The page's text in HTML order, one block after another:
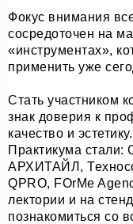
Фокус внимания
сосредоточен на
«инструментах»,
применить уже
Стать участником
знак доверия к
качество и
Практикума
АРХИТАЙЛ,
QPRO, FOrMe
лектории и на
познакомиться со